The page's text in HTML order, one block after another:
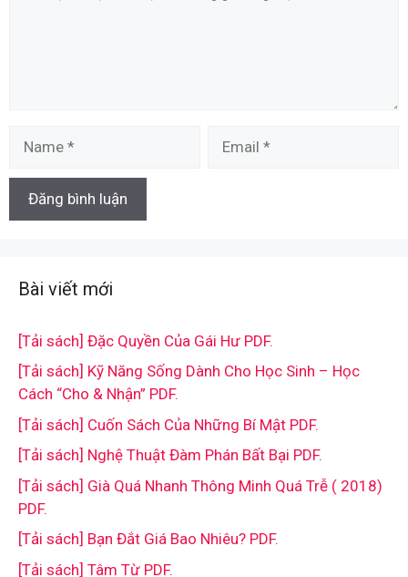
Bài viết mới
[Tải sách] Đặc Quyền Của Gái Hư PDF.
[Tải sách] Kỹ Năng Sống Dành Cho Học Sinh – Học
Cách “Cho & Nhận” PDF.
[Tải sách] Cuốn Sách Của Những Bí Mật PDF.
[Tải sách] Nghệ Thuật Đàm Phán Bất Bại PDF.
[Tải sách] Già Quá Nhanh Thông Minh Quá Trễ ( 2018)
PDF.
[Tải sách] Bạn Đắt Giá Bao Nhiêu? PDF.
[Tải sách] Tâm Từ PDF.